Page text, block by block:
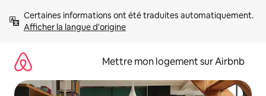
directement
Afficher la langue d'origine
Mettre mon logement sur Airbnb